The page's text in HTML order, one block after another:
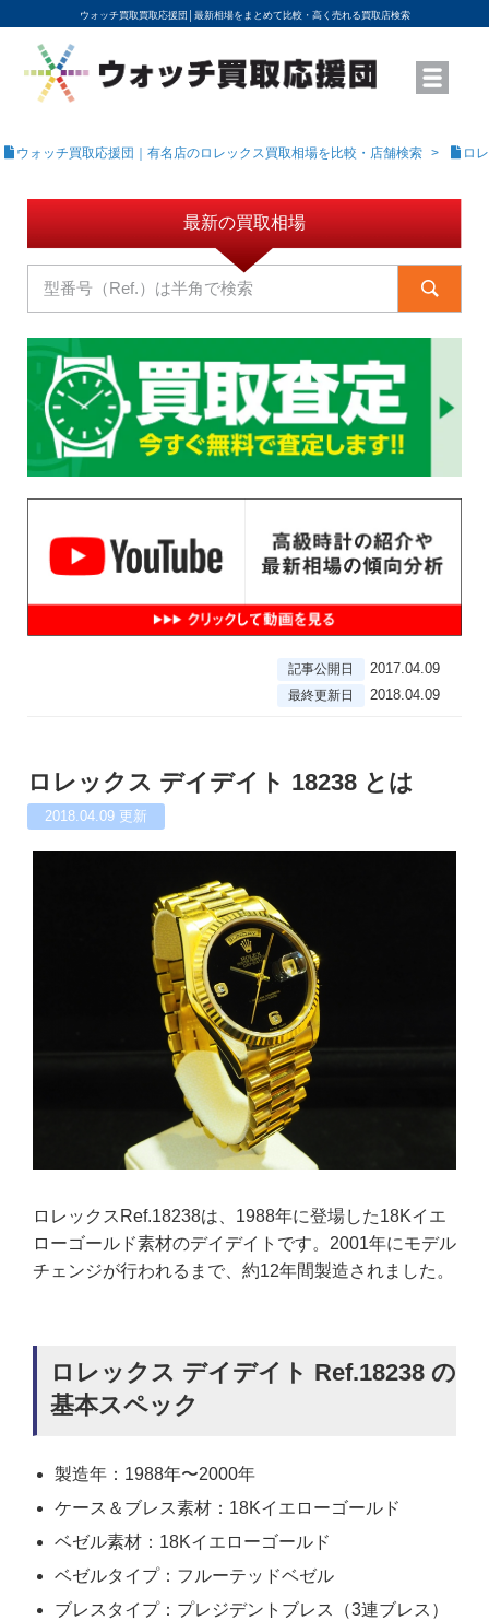
ウォッチ買取買取応援団│ 最新相場をまとめて比較・高く売れる買取店検索
YouTubeで動画を公開中
ROLEXモデル名から買取相場を調べる
高級時計ブランド名から買取相場を調べる
地域から買取店を探す
店舗名から買取店を探す
ブランド時計を高く売る方法
買取査定を依頼する
ウォッチ買取応援団｜有名店のロレックス買取相場を比較・店舗検索 ロ
最新の買取相場
記事公開日 2017.04.09
最終更新日 2018.04.09
ロレックス デイデイト 18238 とは
2018.04.09 更新
ロレックスRef.18238は、1988年に登場した18Kイエ
ローゴールド素材のデイデイトです。2001年にモデル
チェンジが行われるまで、約12年間製造されました。
ロレックス デイデイト Ref.18238 の
基本スペック
製造年：1988年〜2000年
ケース＆ブレス素材：18Kイエローゴールド
ベゼル素材：18Kイエローゴールド
ベゼルタイプ：フルーテッドベゼル
ブレスタイプ：プレジデントブレス（3連ブレス）